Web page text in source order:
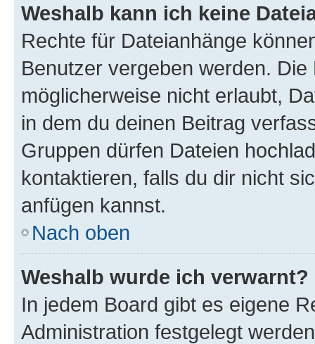
Weshalb kann ich keine
Rechte für Dateianhänge
Benutzer vergeben werden.
möglicherweise nicht erlaubt,
in dem du deinen Beitrag
Gruppen dürfen Dateien
kontaktieren, falls du dir nicht
anfügen kannst.
Nach oben
Weshalb wurde ich verwarnt?
In jedem Board gibt es eigene
Administration festgelegt